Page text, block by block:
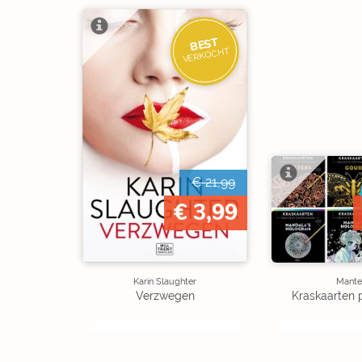
BEST
VERKOCHT
€ 21,99
€ 3,99
Karin Slaughter
Verzwegen Kraskaarten